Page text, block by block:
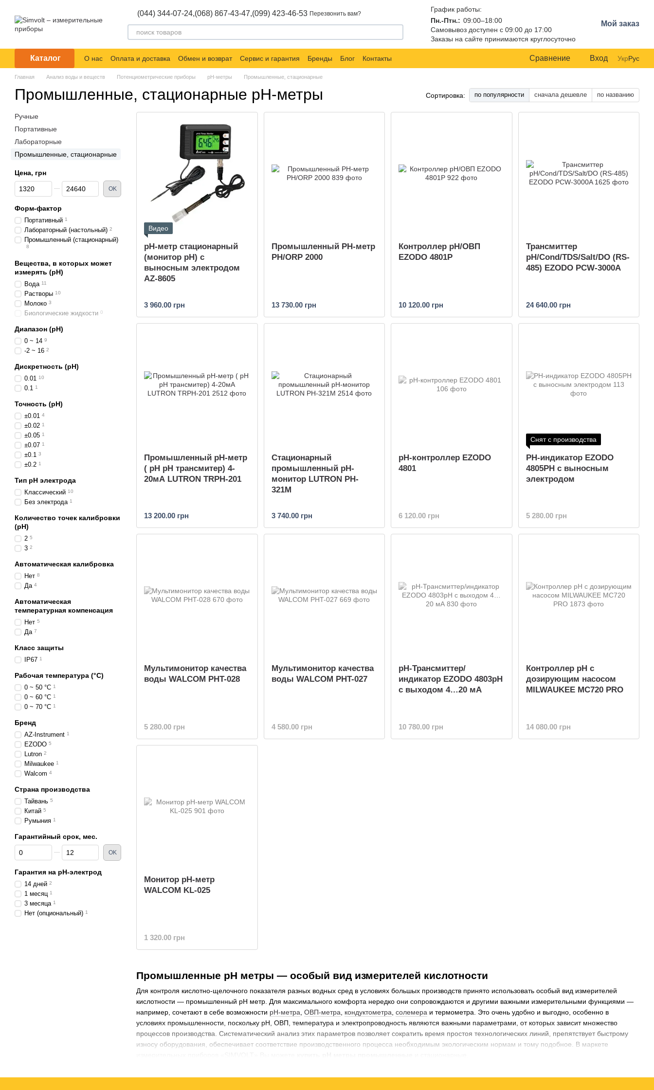
(044) 344-07-24,(068) 867-43-47,(099) 423-46-53 Перезвонить вам?
График работы:
Пн.-Птн.: 09:00–18:00
Самовывоз доступен с 09:00 до 17:00
Заказы на сайте принимаются круглосуточно
Мой заказ
Каталог О нас Оплата и доставка Обмен и возврат Сервис и гарантия Бренды Блог Контакты Сравнение Вход УкрРус
Главная Анализ воды и веществ Потенциометрические приборы pH-метры Промышленные, стационарные
Промышленные, стационарные рН-метры Сортировка: по популярности сначала дешевле по названию
Промышленные рН метры — особый вид измерителей кислотности
Для контроля кислотно-щелочного показателя разных водных сред в условиях большых производств принято использовать особый вид измерителей
кислотности — промышленный рН метр. Для максимального комфорта нередко они сопровождаются и другими важными измерительными функциями —
например, сочетают в себе возможности рН-метра ОВП-метра кондуктометра солемера и термометра. Это очень удобно и выгодно, особенно в
условиях промышленности, поскольку рН, ОВП, температура и электропроводность являются важными параметрами, от которых зависит множество
процессов производства. Систематический анализ этих параметров позволяет сократить время простоя технологических линий, препятствует быстрому
износу оборудования, обеспечивает соответствие производственного процесса необходимым экологическим нормам и тому подобное. В маркете
Видео
pH-метр стационарный
(монитор pH) с
выносным электродом
AZ-8605
3 960.00 грн
Промышленный PH-метр
PH/ORP 2000
13 730.00 грн
Контроллер рН/ОВП
EZODO 4801Р
10 120.00 грн
Трансмиттер
pH/Cond/TDS/Salt/DO (RS-
485) EZODO PCW-3000A
24 640.00 грн
Промышленный pH-метр
( pH pH трансмитер) 4-
20мА LUTRON TRPH-201
13 200.00 грн
Стационарный
промышленный pH-
монитор LUTRON PH-
321M
3 740.00 грн
pН-контроллер EZODO
4801
6 120.00 грн
Снят с производства
РН-индикатор EZODO
4805PH с выносным
электродом
5 280.00 грн
Мультимонитор качества
воды WALCOM PHT-028
5 280.00 грн
Мультимонитор качества
воды WALCOM PHT-027
4 580.00 грн
рН-Трансмиттер/
индикатор EZODO 4803рH
с выходом 4…20 мА
10 780.00 грн
Контроллер pH с
дозирующим насосом
MILWAUKEE MC720 PRO
14 080.00 грн
Монитор pH-метр
WALCOM KL-025
1 320.00 грн
Ручные
Портативные
Лабораторные
Промышленные, стационарные
Цена, грн
От Цена, грн
До Цена, грн OK
Форм-фактор
Портативный 1
Лабораторный (настольный) 2
Промышленный (стационарный)
8
Вещества, в которых может
измерять (pH)
Вода 11
Растворы 10
Молоко 3
Биологические жидкости 0
Диапазон (pH)
0 ~ 14 9
-2 ~ 16 2
Дискретность (pH)
0.01 10
0.1 1
Точность (pH)
±0.01 4
±0.02 1
±0.05 1
±0.07 1
±0.1 3
±0.2 1
Тип pH электрода
Классический 10
Без электрода 1
Количество точек калибровки
(pH)
2 5
3 2
Автоматическая калибровка
Нет 8
Да 4
Автоматическая
температурная компенсация
Нет 5
Да 7
Класс защиты
IP67 1
Рабочая температура (°C)
0 ~ 50 °C 1
0 ~ 60 °C 1
0 ~ 70 °C 1
Бренд
AZ-Instrument 1
EZODO 5
Lutron 2
Milwaukee 1
Walcom 4
Страна производства
Тайвань 5
Китай 5
Румыния 1
Гарантийный срок, мес.
От Гарантийный срок, мес.
До Гарантийный срок, мес. OK
Гарантия на pH-электрод
14 дней 2
1 месяц 1
3 месяца 1
Нет (опциональный) 1